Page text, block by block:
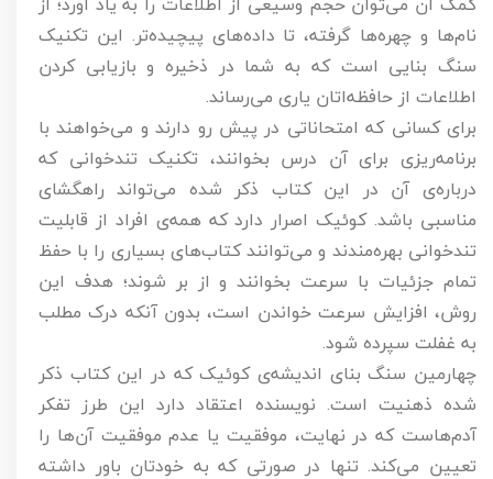
نام‌ها و چهره‌ها گرفته، تا داده‌های پیچیده‌تر. این تکنیک
سنگ بنایی است که به شما در ذخیره و بازیابی کردن
اطلاعات از حافظه‌اتان یاری می‌رساند.
برای کسانی که امتحاناتی در پیش رو دارند و می‌خواهند با
برنامه‌ریزی برای آن درس بخوانند، تکنیک تندخوانی که
درباره‌ی آن در این کتاب ذکر شده می‌تواند راهگشای
مناسبی باشد. کوئیک اصرار دارد که همه‌ی افراد از قابلیت
تندخوانی بهره‌مندند و می‌توانند کتاب‌های بسیاری را با حفظ
تمام جزئیات با سرعت بخوانند و از بر شوند؛ هدف این
روش، افزایش سرعت خواندن است، بدون آنکه درک مطلب
به غفلت سپرده شود.
چهارمین سنگ بنای اندیشه‌ی کوئیک که در این کتاب ذکر
شده ذهنیت است. نویسنده اعتقاد دارد این طرز تفکر
آدم‌هاست که در نهایت، موفقیت یا عدم موفقیت آن‌ها را
تعیین می‌کند. تنها در صورتی که به خودتان باور داشته